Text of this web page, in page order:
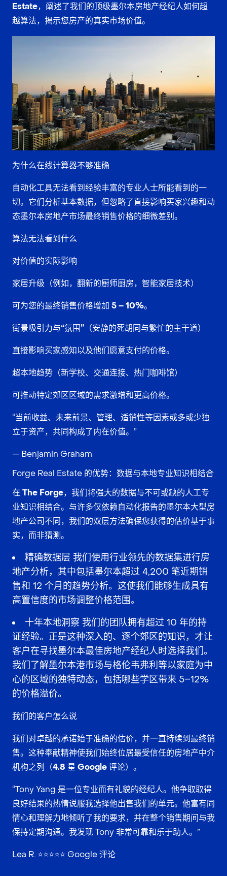
Estate，阐述了我们的顶级墨尔本房地产经纪人如何超
越算法，揭示您房产的真实市场价值。
为什么在线计算器不够准确
自动化工具无法看到经验丰富的专业人士所能看到的一
切。它们分析基本数据，但忽略了直接影响买家兴趣和动
态墨尔本房地产市场最终销售价格的细微差别。
算法无法看到什么
对价值的实际影响
家居升级 （例如，翻新的厨师厨房，智能家居技术）
可为您的最终销售价格增加 5 – 10%。
街景吸引力与“氛围” （安静的死胡同与繁忙的主干道）
直接影响买家感知以及他们愿意支付的价格。
超本地趋势 （新学校、交通连接、热门咖啡馆）
可推动特定郊区区域的需求激增和更高价格。
“当前收益、未来前景、管理、适销性等因素或多或少独
立于资产，共同构成了内在价值。”
— Benjamin Graham
Forge Real Estate 的优势：数据与本地专业知识相结合
在 The Forge，我们将强大的数据与不可或缺的人工专
业知识相结合。与许多仅依赖自动化报告的墨尔本大型房
地产公司不同，我们的双层方法确保您获得的估价基于事
实，而非猜测。
精确数据层 我们使用行业领先的数据集进行房
地产分析，其中包括墨尔本超过 4,200 笔近期销
售和 12 个月的趋势分析。这使我们能够生成具有
高置信度的市场调整价格范围。
十年本地洞察 我们的团队拥有超过 10 年的持
证经验。正是这种深入的、逐个郊区的知识，才让
客户在寻找墨尔本最佳房地产经纪人时选择我们。
我们了解墨尔本港市场与格伦韦弗利等以家庭为中
心的区域的独特动态，包括哪些学区带来 5–12%
的价格溢价。
我们的客户怎么说
我们对卓越的承诺始于准确的估价，并一直持续到最终销
售。这种奉献精神使我们始终位居最受信任的房地产中介
机构之列（4.8 星 Google 评论） 。
“Tony Yang 是一位专业而有礼貌的经纪人。他争取取得
良好结果的热情说服我选择他出售我们的单元。他富有同
情心和理解力地倾听了我的要求，并在整个销售期间与我
保持定期沟通。我发现 Tony 非常可靠和乐于助人。”
Lea R. ⭐⭐⭐⭐⭐ Google 评论